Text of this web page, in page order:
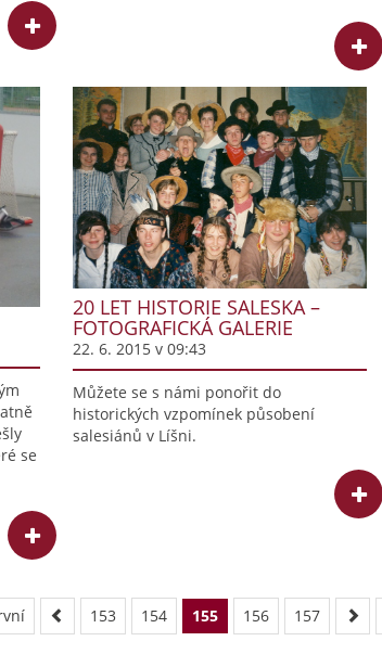
se
20 LET HISTORIE SALESKA –
FOTOGRAFICKÁ GALERIE
22. 6. 2015 v 09:43
Můžete se s námi ponořit do
historických vzpomínek působení
salesiánů v Líšni.
153 154 155 156 157